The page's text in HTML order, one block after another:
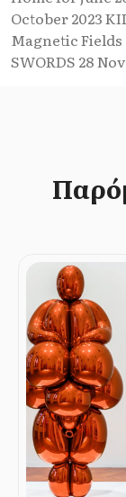
October 2023
Magnetic Fields
SWORDS 28